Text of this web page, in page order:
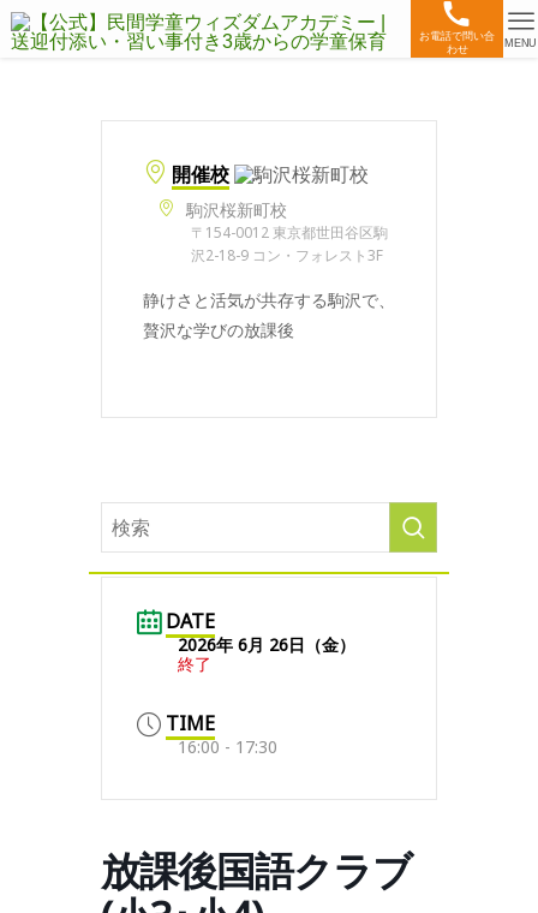
お電話で問い合
わせ
MENU
開催校
駒沢桜新町校
〒154-0012 東京都世田谷区駒
沢2-18-9 コン・フォレスト3F
静けさと活気が共存する駒沢で、
贅沢な学びの放課後
DATE
2026年 6月 26日（金）
終了
TIME
16:00 - 17:30
放課後国語クラブ